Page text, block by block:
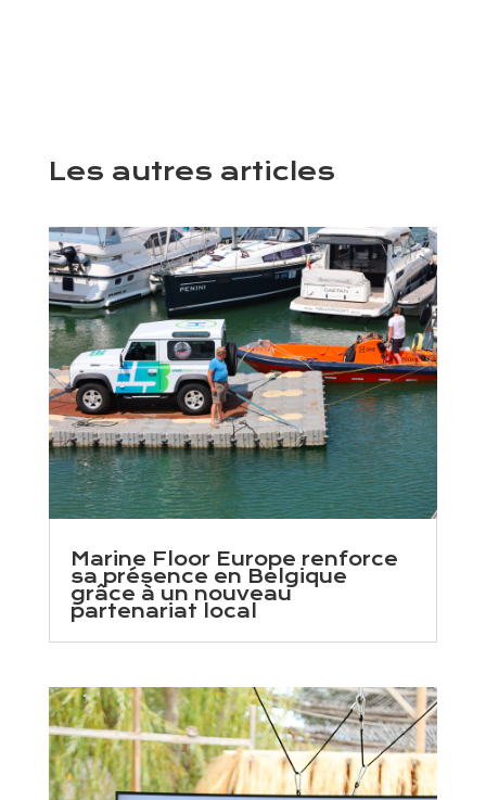
Les autres articles
Marine Floor Europe renforce
sa présence en Belgique
grâce à un nouveau
partenariat local